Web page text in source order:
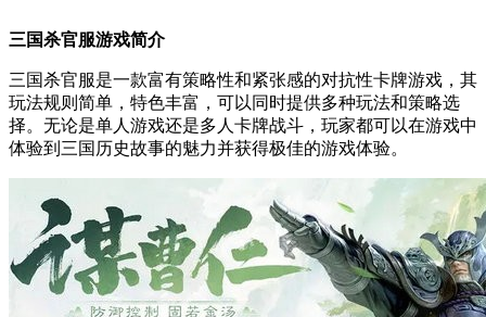
三国杀官服游戏简介
三国杀官服是一款富有策略性和紧张感的对抗性卡牌游戏，其
玩法规则简单，特色丰富，可以同时提供多种玩法和策略选
择。无论是单人游戏还是多人卡牌战斗，玩家都可以在游戏中
体验到三国历史故事的魅力并获得极佳的游戏体验。